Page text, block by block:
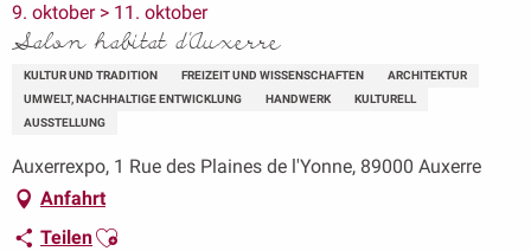
9. oktober > 11. oktober
Salon habitat d’Auxerre
KULTUR UND TRADITION FREIZEIT UND WISSENSCHAFTEN
ARCHITEKTUR
UMWELT, NACHHALTIGE ENTWICKLUNG
HANDWERK
KULTURELL
AUSSTELLUNG
Auxerrexpo, 1 Rue des Plaines de l'Yonne, 89000 Auxerre
Anfahrt
TeilenAjouter aux favoris